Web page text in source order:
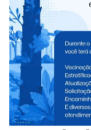
Márcio explicou
relacionada à
“Nós
muito